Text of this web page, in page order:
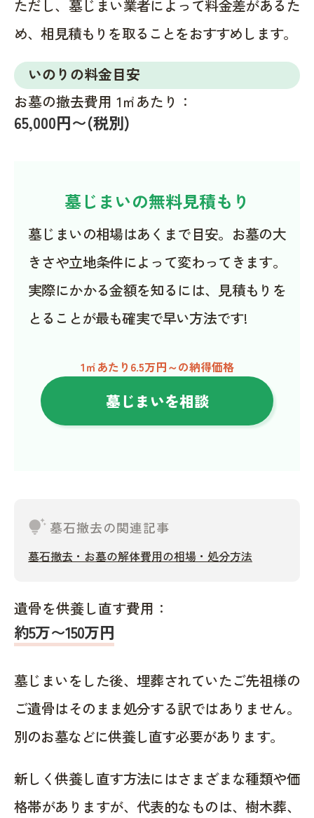
ただし、墓じまい業者によって料金差があるた
め、相見積もりを取ることをおすすめします。
いのりの料金目安
お墓の撤去費用 1㎡あたり：
65,000円〜(税別)
墓じまいの無料見積もり
墓じまいの相場はあくまで目安。お墓の大
きさや立地条件によって変わってきます。
実際にかかる金額を知るには、見積もりを
とることが最も確実で早い方法です!
1㎡あたり6.5万円～の納得価格
墓じまいを相談
tips_and_updates墓石撤去の関連記事
墓石撤去・お墓の解体費用の相場・処分方法
遺骨を供養し直す費用：
約5万〜150万円
墓じまいをした後、埋葬されていたご先祖様の
ご遺骨はそのまま処分する訳ではありません。
別のお墓などに供養し直す必要があります。
新しく供養し直す方法にはさまざまな種類や価
格帯がありますが、代表的なものは、樹木葬、